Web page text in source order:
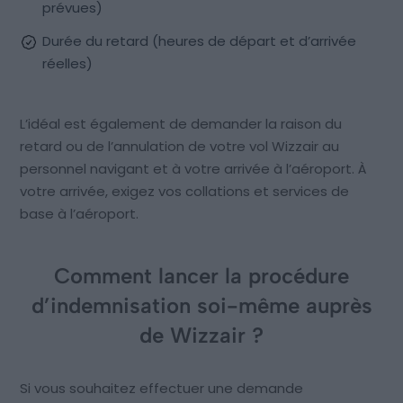
prévues)
Durée du retard (heures de départ et d’arrivée
réelles)
L’idéal est également de demander la raison du
retard ou de l’annulation de votre vol Wizzair au
personnel navigant et à votre arrivée à l’aéroport. À
votre arrivée, exigez vos collations et services de
base à l’aéroport.
Comment lancer la procédure
d’indemnisation soi-même auprès
de Wizzair ?
Si vous souhaitez effectuer une demande